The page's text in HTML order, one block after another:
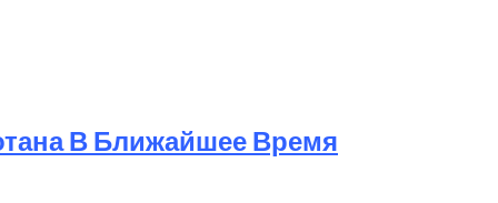
В Ближайшее Время